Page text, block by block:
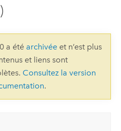
a été archivéeet n’est plus
et liens sont
Consultez la version
.